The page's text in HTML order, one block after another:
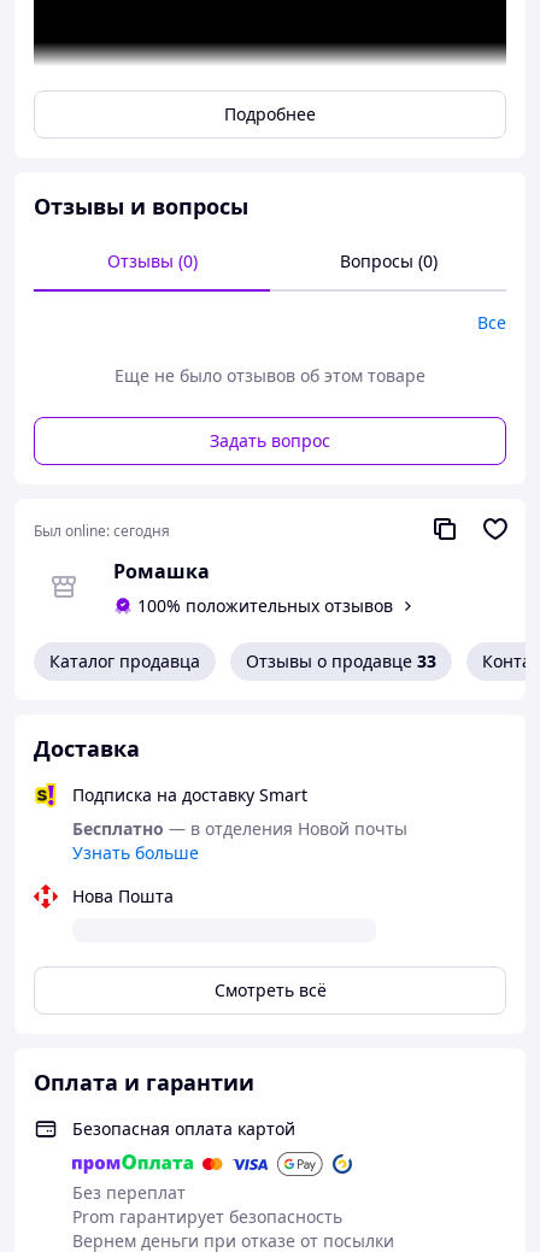
Тактический убакс камуфляжный с коротким рукавом
Тактическая футболка УБАКС с коротким
рукавом Пиксель — Векро платформы, дышащая
ткань, анатомический крой.
Оплата после получения
Подробнее
Отзывы и вопросы
Отзывы (0) Вопросы (0)
Все
Еще не было отзывов об этом товаре
Задать вопрос
Был online:сегодня
Ромашка
100% положительных отзывов
Каталог продавца Отзывы о продавце 33
Доставка
Подписка на доставку Smart
Бесплатно — в отделения Новой почты
Узнать больше
Нова Пошта
Смотреть всё
Оплата и гарантии
Безопасная оплата картой
Без переплат
Prom гарантирует безопасность
Вернем деньги при отказе от посылки